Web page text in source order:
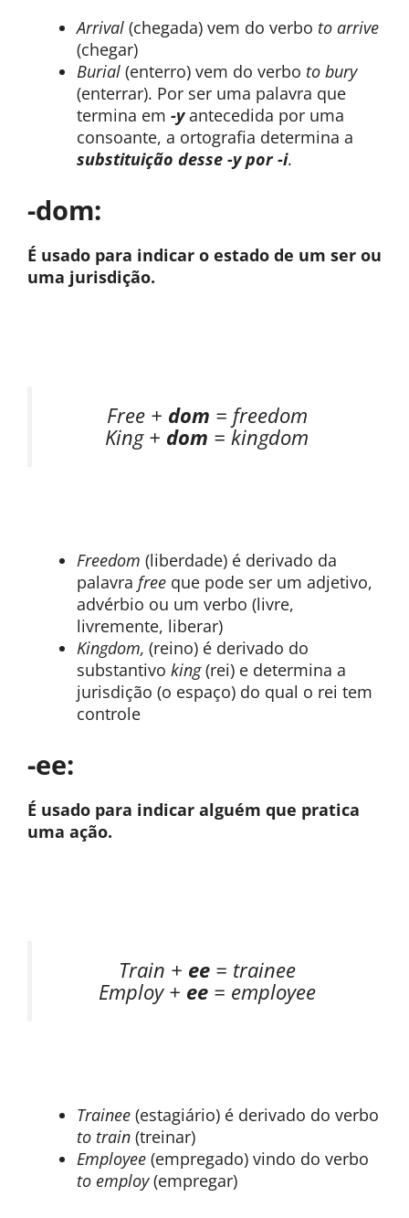
Arrival (chegada) vem do verbo to arrive
(chegar)
Burial (enterro) vem do verbo to bury
(enterrar). Por ser uma palavra que
termina em -yantecedida por uma
consoante, a ortografia determina a
substituição desse -y por -i.
-dom:
É usado para indicar o estado de um ser ou
uma jurisdição.
Free + dom = freedom
King + dom = kingdom
Freedom (liberdade) é derivado da
palavra free que pode ser um adjetivo,
advérbio ou um verbo (livre,
livremente, liberar)
Kingdom, (reino) é derivado do
substantivo king(rei) e determina a
jurisdição (o espaço) do qual o rei tem
controle
-ee:
É usado para indicar alguém que pratica
uma ação.
Train + ee = trainee
Employ + ee= employee
Trainee (estagiário) é derivado do verbo
to train (treinar)
Employee (empregado) vindo do verbo
to employ(empregar)